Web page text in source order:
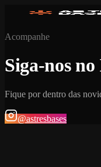
Acompanhe
Siga-nos
Fique por dentro das
@astresbases